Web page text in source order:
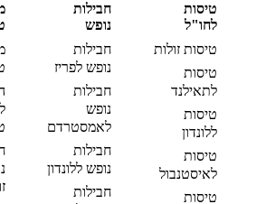
טיסות
לחו"ל
טיסות זולות
טיסות
לתאילנד
טיסות
ללונדון
טיסות
לאיסטנבול
טיסות
חבילות
נופש
חבילות
נופש לפריז
חבילות
נופש
לאמסטרדם
חבילות
נופש ללונדון
חבילות